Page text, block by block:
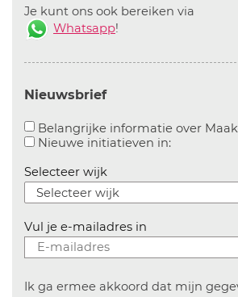
Je kunt ons ook bereiken via
Whatsapp!
Nieuwsbrief
Belangrijke informatie over
Nieuwe initiatieven in:
Selecteer wijk
Vul je e-mailadres in
Ik ga ermee akkoord dat mijn